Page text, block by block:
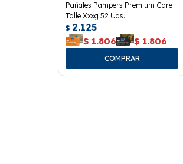
Pañales Pampers Premium Care
Talle Xxxg 52 Uds.
$ 2.125
$ 1.806 $ 1.806